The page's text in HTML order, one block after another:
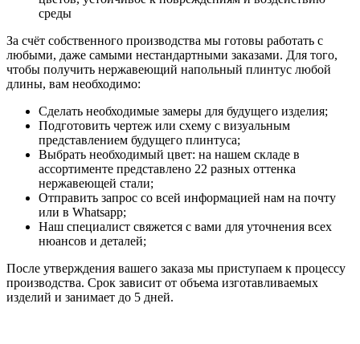
среды
За счёт собственного производства мы готовы работать с
любыми, даже самыми нестандартными заказами. Для того,
чтобы получить нержавеющий напольный плинтус любой
длины, вам необходимо:
Сделать необходимые замеры для будущего изделия;
Подготовить чертеж или схему с визуальным
представлением будущего плинтуса;
Выбрать необходимый цвет: на нашем складе в
ассортименте представлено 22 разных оттенка
нержавеющей стали;
Отправить запрос со всей информацией нам на почту
или в Whatsapp;
Наш специалист свяжется с вами для уточнения всех
нюансов и деталей;
После утверждения вашего заказа мы приступаем к процессу
производства. Срок зависит от объема изготавливаемых
изделий и занимает до 5 дней.